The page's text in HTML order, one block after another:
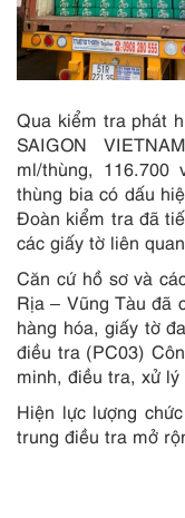
Qua kiểm tra phát
SAIGON
ml/thùng,
thùng bia có dấu
Đoàn kiểm tra đã
các giấy tờ liên
Căn cứ hồ sơ và
Rịa – Vũng Tàu đã
hàng hóa, giấy tờ
điều tra (PC03)
minh, điều tra, xử
Hiện lực lượng
trung điều tra mở